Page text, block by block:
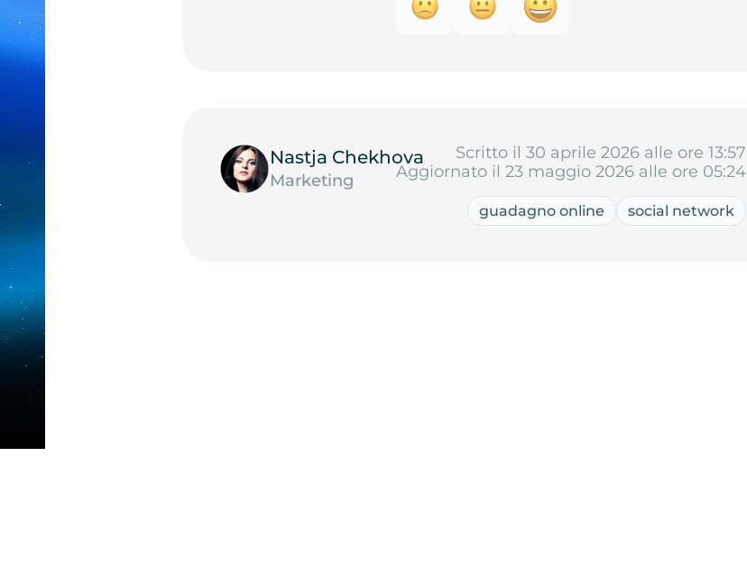
Nastja Chekhova
Marketing
Scritto il 30 aprile 2026 alle ore 13:57
Aggiornato il 23 maggio 2026 alle ore 05:24
guadagno online social network